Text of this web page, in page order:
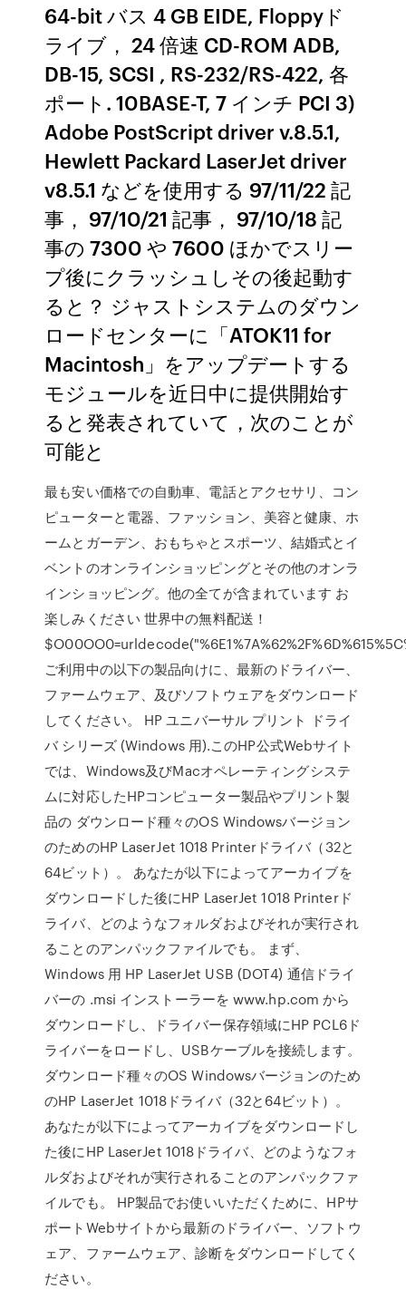
64-bit バス 4 GB EIDE, Floppyド
ライブ， 24 倍速 CD-ROM ADB,
DB-15, SCSI , RS-232/RS-422, 各
ポート. 10BASE-T, 7 インチ PCI 3)
Adobe PostScript driver v.8.5.1,
Hewlett Packard LaserJet driver
v8.5.1 などを使用する 97/11/22 記
事， 97/10/21 記事， 97/10/18 記
事の 7300 や 7600 ほかでスリー
プ後にクラッシュしその後起動す
ると？ ジャストシステムのダウン
ロードセンターに「ATOK11 for
Macintosh」をアップデートする
モジュールを近日中に提供開始す
ると発表されていて，次のことが
可能と
最も安い価格での自動車、電話とアクセサリ、コン
ピューターと電器、ファッション、美容と健康、ホ
ームとガーデン、おもちゃとスポーツ、結婚式とイ
ベントのオンラインショッピングとその他のオンラ
インショッピング。他の全てが含まれています お
楽しみください 世界中の無料配送！
ご利用中の以下の製品向けに、最新のドライバー、
ファームウェア、及びソフトウェアをダウンロード
してください。 HP ユニバーサル プリント ドライ
バ シリーズ (Windows 用).このHP公式Webサイト
では、Windows及びMacオペレーティングシステ
ムに対応したHPコンピューター製品やプリント製
品の ダウンロード種々のOS Windowsバージョン
のためのHP LaserJet 1018 Printerドライバ（32と
64ビット）。 あなたが以下によってアーカイブを
ダウンロードした後にHP LaserJet 1018 Printerド
ライバ、どのようなフォルダおよびそれが実行され
ることのアンパックファイルでも。 まず、
Windows 用 HP LaserJet USB (DOT4) 通信ドライ
バーの .msi インストーラーを www.hp.com から
ダウンロードし、ドライバー保存領域にHP PCL6ド
ライバーをロードし、USBケーブルを接続します。
ダウンロード種々のOS Windowsバージョンのため
のHP LaserJet 1018ドライバ（32と64ビット）。
あなたが以下によってアーカイブをダウンロードし
た後にHP LaserJet 1018ドライバ、どのようなフォ
ルダおよびそれが実行されることのアンパックファ
イルでも。 HP製品でお使いいただくために、HPサ
ポートWebサイトから最新のドライバー、ソフトウ
ェア、ファームウェア、診断をダウンロードしてく
ださい。